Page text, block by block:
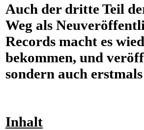
Auch der dritte Teil
Weg als
Records macht es
bekommen, und
sondern auch
Inhalt